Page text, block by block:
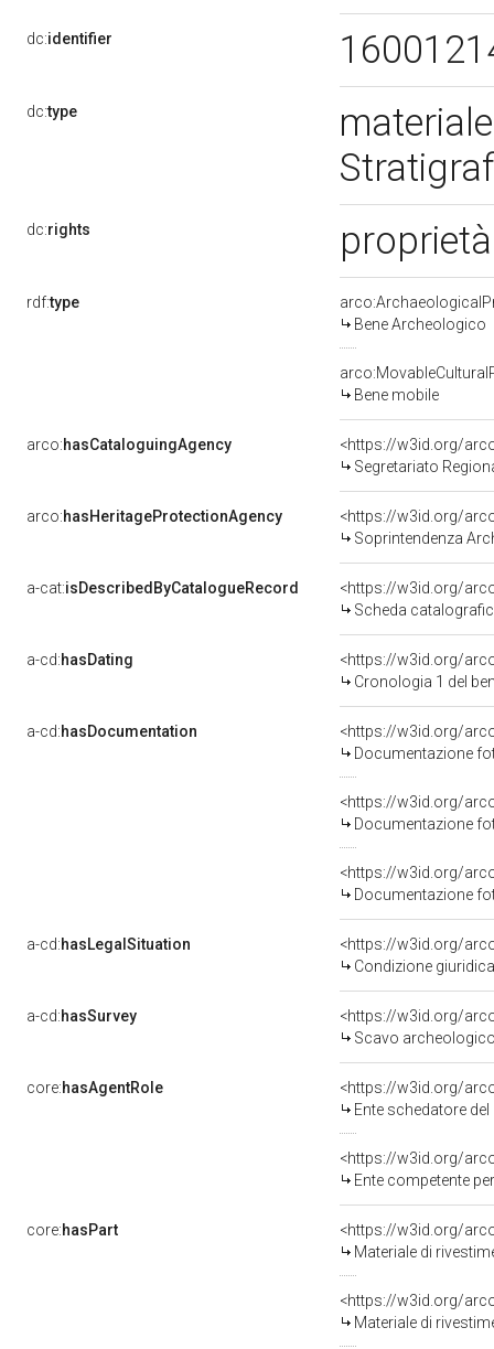
dc:identifier
dc:type
dc:rights
rdf:type
Bene Archeologico
Bene mobile
arco:hasCataloguingAgency
<https://w3id.org/
Segretariato
arco:hasHeritageProtectionAgency
<https://w3id.org/
Soprintendenza
a-cat:isDescribedByCatalogueRecord
<https://w3id.org/
Scheda
a-cd:hasDating
<https://w3id.org/
Cronologia 1 del
a-cd:hasDocumentation
Documentazione
Documentazione
Documentazione
a-cd:hasLegalSituation
<https://w3id.org/
Condizione
a-cd:hasSurvey
<https://w3id.org/
Scavo
core:hasAgentRole
<https://w3id.org/
Ente schedatore
<https://w3id.org/
Ente competente
core:hasPart
Materiale di
Materiale di